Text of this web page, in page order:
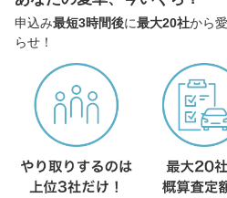
申込み最短3時間後に最大20社から
らせ！